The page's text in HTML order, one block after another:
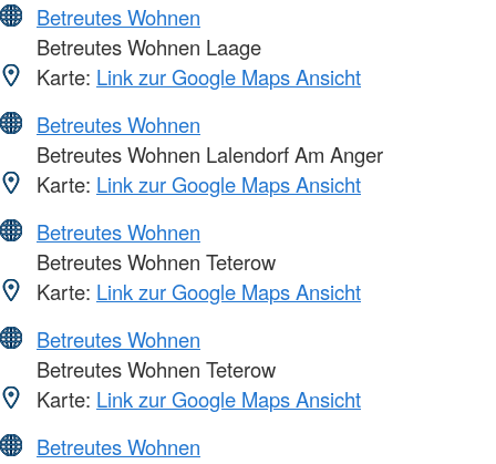
Betreutes Wohnen
Betreutes Wohnen Laage
Karte: Link zur Google Maps Ansicht
Betreutes Wohnen
Betreutes Wohnen Lalendorf Am Anger
Karte: Link zur Google Maps Ansicht
Betreutes Wohnen
Betreutes Wohnen Teterow
Karte: Link zur Google Maps Ansicht
Betreutes Wohnen
Betreutes Wohnen Teterow
Karte: Link zur Google Maps Ansicht
Betreutes Wohnen